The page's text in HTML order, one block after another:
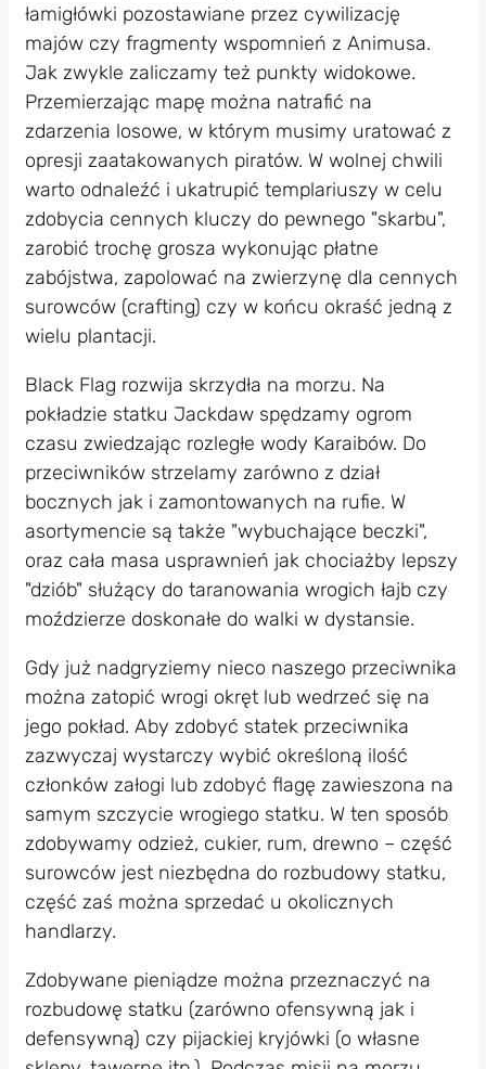
łamigłówki pozostawiane przez cywilizację
majów czy fragmenty wspomnień z Animusa.
Jak zwykle zaliczamy też punkty widokowe.
Przemierzając mapę można natrafić na
zdarzenia losowe, w którym musimy uratować z
opresji zaatakowanych piratów. W wolnej chwili
warto odnaleźć i ukatrupić templariuszy w celu
zdobycia cennych kluczy do pewnego "skarbu",
zarobić trochę grosza wykonując płatne
zabójstwa, zapolować na zwierzynę dla cennych
surowców (crafting) czy w końcu okraść jedną z
wielu plantacji.
Black Flag rozwija skrzydła na morzu. Na
pokładzie statku Jackdaw spędzamy ogrom
czasu zwiedzając rozległe wody Karaibów. Do
przeciwników strzelamy zarówno z dział
bocznych jak i zamontowanych na rufie. W
asortymencie są także "wybuchające beczki",
oraz cała masa usprawnień jak chociażby lepszy
"dziób" służący do taranowania wrogich łajb czy
moździerze doskonałe do walki w dystansie.
Gdy już nadgryziemy nieco naszego przeciwnika
można zatopić wrogi okręt lub wedrzeć się na
jego pokład. Aby zdobyć statek przeciwnika
zazwyczaj wystarczy wybić określoną ilość
członków załogi lub zdobyć flagę zawieszona na
samym szczycie wrogiego statku. W ten sposób
zdobywamy odzież, cukier, rum, drewno – część
surowców jest niezbędna do rozbudowy statku,
część zaś można sprzedać u okolicznych
handlarzy.
Zdobywane pieniądze można przeznaczyć na
rozbudowę statku (zarówno ofensywną jak i
defensywną) czy pijackiej kryjówki (o własne